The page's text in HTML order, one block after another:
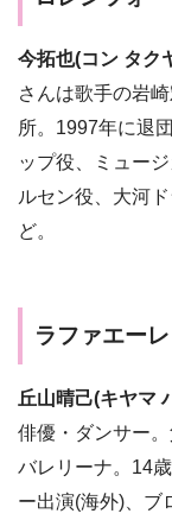
今拓也(コン タク
さんは歌手の岩
所。1997年に退
ップ役、ミュー
ルセン役、大河
ど。
ラファエーレ
丘山晴己(キヤマ
俳優・ダンサー
バレリーナ。14
ー出演(海外)、ブ